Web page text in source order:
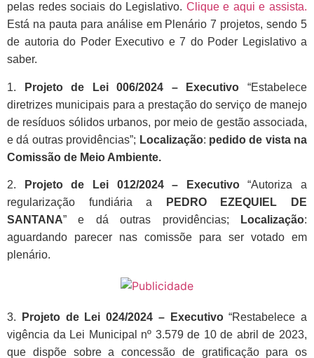
pelas redes sociais do Legislativo. Clique e aqui e assista.
Está na pauta para análise em Plenário 7 projetos, sendo 5
de autoria do Poder Executivo e 7 do Poder Legislativo a
saber.
1. Projeto de Lei 006/2024 – Executivo “Estabelece
diretrizes municipais para a prestação do serviço de manejo
de resíduos sólidos urbanos, por meio de gestão associada,
e dá outras providências”; Localização: pedido de vista na
Comissão de Meio Ambiente.
2. Projeto de Lei 012/2024 – Executivo“Autoriza a
regularização fundiária a
PEDRO EZEQUIEL DE
SANTANA” e dá outras providências; Localização:
aguardando parecer nas comissõe para ser votado em
plenário.
3. Projeto de Lei 024/2024 – Executivo“Restabelece a
vigência da Lei Municipal nº 3.579 de 10 de abril de 2023,
que dispõe sobre a concessão de gratificação para os